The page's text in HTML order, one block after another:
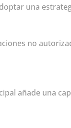
una
no
añade una